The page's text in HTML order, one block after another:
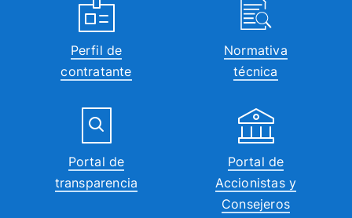
Perfil de
contratante
Normativa
técnica
Portal de
transparencia
Portal de
Accionistas y
Consejeros